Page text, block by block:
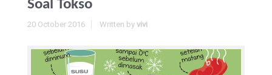
Soal Tokso
20 October 2016 Written by vivi